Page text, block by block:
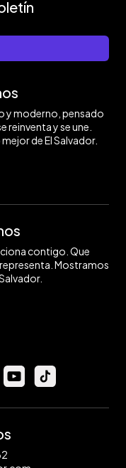
y moderno, pensado
reinventa y se une.
de El Salvador.
contigo. Que
Mostramos